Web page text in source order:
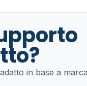
in base a